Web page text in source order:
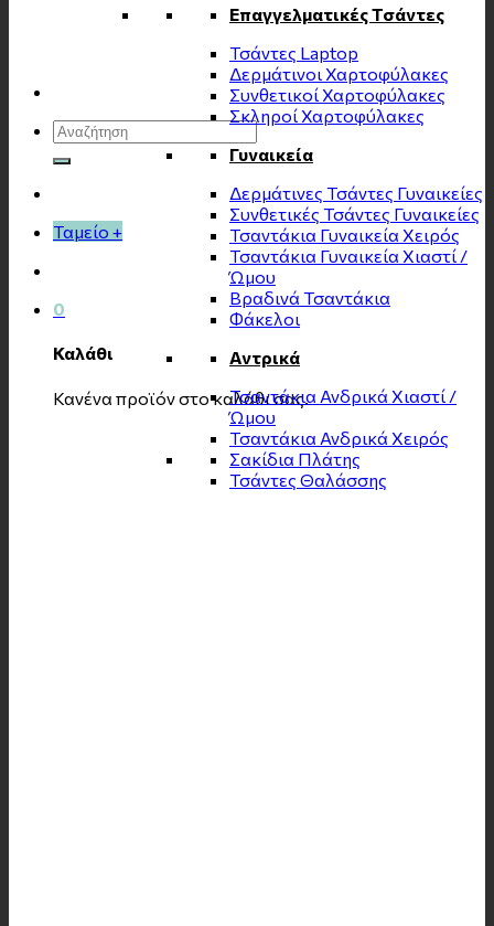
Αναζήτηση
για:
Ταμείο +
0
Καλάθι
Κανένα προϊόν στο καλάθι σας.
Επαγγελματικές Τσάντες
Τσάντες Laptop
Δερμάτινοι Χαρτοφύλακες
Συνθετικοί Χαρτοφύλακες
Σκληροί Χαρτοφύλακες
Γυναικεία
Δερμάτινες Τσάντες Γυναικείες
Συνθετικές Τσάντες Γυναικείες
Τσαντάκια Γυναικεία Χειρός
Τσαντάκια Γυναικεία Χιαστί /
Ώμου
Βραδινά Τσαντάκια
Φάκελοι
Αντρικά
Τσαντάκια Ανδρικά Χιαστί /
Ώμου
Τσαντάκια Ανδρικά Χειρός
Σακίδια Πλάτης
Τσάντες Θαλάσσης